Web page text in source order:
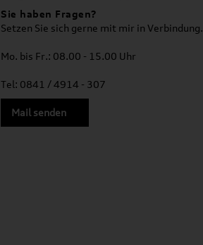
Sie haben Fragen?
Setzen Sie sich gerne mit mir in Verbindung.
Mo. bis Fr.: 08.00 - 15.00 Uhr
Tel: 0841 / 4914 - 307
Mail senden